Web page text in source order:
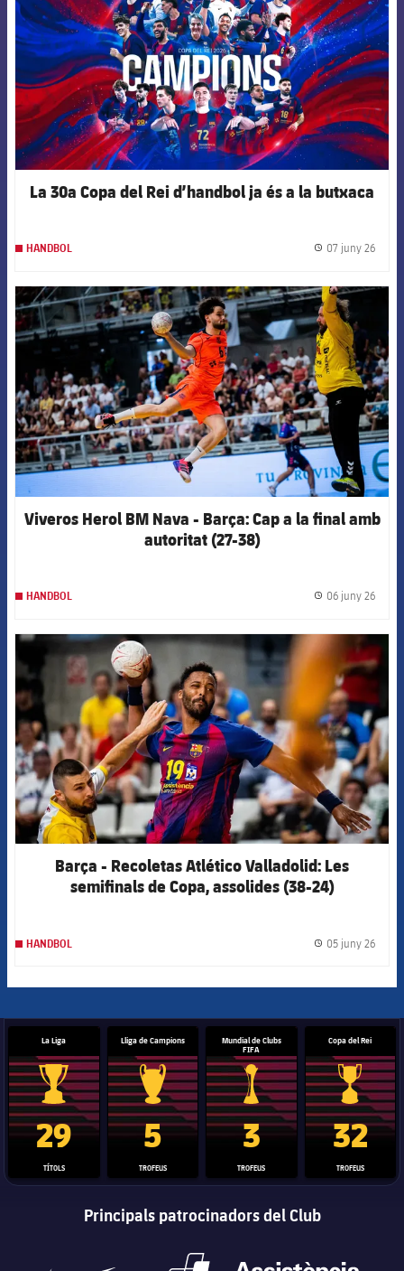
La 30a Copa del Rei d’handbol ja és a la butxaca
HANDBOL 07 juny 26
FCB Barcelona badge
Viveros Herol BM Nava - Barça: Cap a la final amb
autoritat (27-38)
HANDBOL 06 juny 26
FCB Barcelona badge
Barça - Recoletas Atlético Valladolid: Les
semifinals de Copa, assolides (38-24)
HANDBOL 05 juny 26
La Liga
Trofeu de la Liga
29
TÍTOLS
Lliga de Campions
Trofeu de la Lliga de Campions
5
TROFEUS
Mundial de Clubs
FIFA
Trofeu del Mundial de Clubs
3
TROFEUS
Copa del Rei
Copa del
32
TROFEUS
Principals patrocinadors del Club